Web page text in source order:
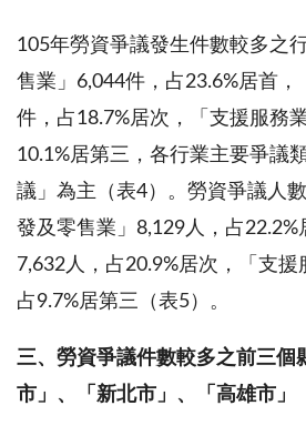
105年勞資爭議發生件數較多之
售業」6,044件，占23.6%居首，
件，占18.7%居次，「支援服務
10.1%居第三，各行業主要爭議
議」為主（表4）。勞資爭議人
發及零售業」8,129人，占22.2%
7,632人，占20.9%居次，「支援
占9.7%居第三（表5）。
三、 勞資爭議件數較多之前三個
市」、「新北市」、「高雄市」